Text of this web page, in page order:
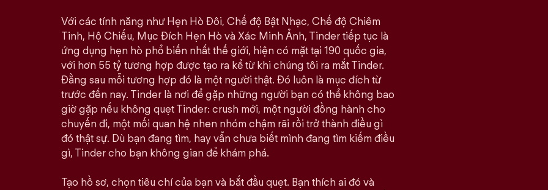
Với các tính năng như Hẹn Hò Đôi, Chế độ Bật Nhạc, Chế độ Chiêm
Tinh, Hộ Chiếu, Mục Đích Hẹn Hò và Xác Minh Ảnh, Tinder tiếp tục là
ứng dụng hẹn hò phổ biến nhất thế giới, hiện có mặt tại 190 quốc gia,
với hơn 55 tỷ tương hợp được tạo ra kể từ khi chúng tôi ra mắt Tinder.
Đằng sau mỗi tương hợp đó là một người thật. Đó luôn là mục đích từ
trước đến nay. Tinder là nơi để gặp những người bạn có thể không bao
giờ gặp nếu không quẹt Tinder: crush mới, một người đồng hành cho
chuyến đi, một mối quan hệ nhen nhóm chậm rãi rồi trở thành điều gì
đó thật sự. Dù bạn đang tìm, hay vẫn chưa biết mình đang tìm kiếm điều
gì, Tinder cho bạn không gian để khám phá.
Tạo hồ sơ, chọn tiêu chí của bạn và bắt đầu quẹt. Bạn thích ai đó và